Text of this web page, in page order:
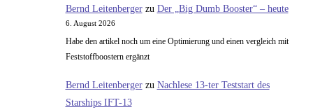
Bernd Leitenbergerzu Der „Big Dumb Booster“ – heute
6. August 2026
Habe den artikel noch um eine Optimierung und einen vergleich mit
Feststoffboostern ergänzt
Bernd Leitenbergerzu Nachlese 13-ter Teststart des
Starships IFT-13